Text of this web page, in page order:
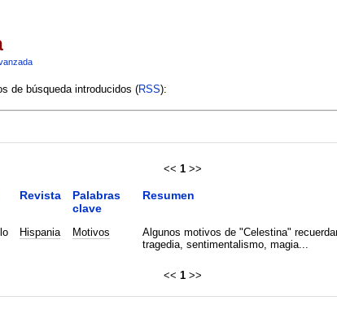
de búsqueda introducidos (RSS):
<< 1 >>
Revista
Palabras
clave
Resumen
Hispania Motivos
Algunos motivos de "Celestina"
tragedia, sentimentalismo, magia...
<< 1 >>